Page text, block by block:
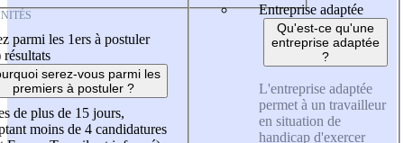
parmi les 1ers à postuler
résultats
serez-vous parmi les
premiers à postuler ?
de plus de 15 jours,
moins de 4 candidatures
Entreprise adaptée
Qu'est-ce qu'une
entreprise adaptée
?
L'entreprise adaptée
permet à un travailleur
en situation de
handicap d'exercer